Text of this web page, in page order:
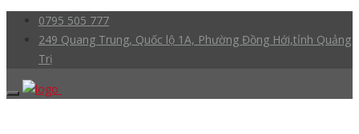
0795 505 777
249 Quang Trung, Quốc lộ 1A, Phường Đồng Hới,tỉnh Quảng
Trị